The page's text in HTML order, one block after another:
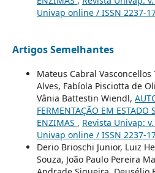
Univap online / ISSN 2237-
Artigos Semelhantes
Mateus Cabral Vasconcellos
Alves, Fabíola Pisciotta de
Vânia Battestin Wiendl,
FERMENTAÇÃO EM ESTADO
ENZIMAS , Revista Univap:
Univap online / ISSN 2237-
Derio Brioschi Junior, Luiz
Souza, João Paulo Pereira